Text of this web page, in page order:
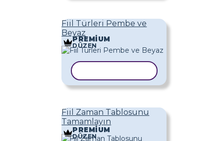
Fiil Türleri Pembe ve
Beyaz
PREMIUM
DÜZEN
Fiil Zaman Tablosunu
Tamamlayın
PREMIUM
DÜZEN